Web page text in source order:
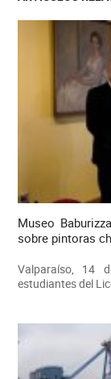
Museo
sobre pintoras
Valparaíso, 14
estudiantes del